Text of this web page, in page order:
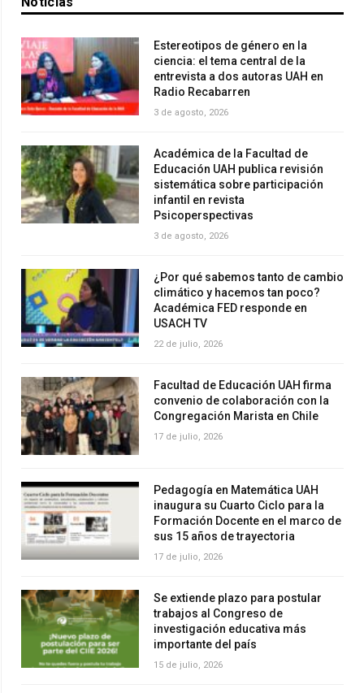
Estereotipos de género en la
ciencia: el tema central de la
entrevista a dos autoras UAH en
Radio Recabarren
3 de agosto, 2026
Académica de la Facultad de
Educación UAH publica revisión
sistemática sobre participación
infantil en revista
Psicoperspectivas
3 de agosto, 2026
¿Por qué sabemos tanto de cambio
climático y hacemos tan poco?
Académica FED responde en
USACH TV
22 de julio, 2026
Facultad de Educación UAH firma
convenio de colaboración con la
Congregación Marista en Chile
17 de julio, 2026
Pedagogía en Matemática UAH
inaugura su Cuarto Ciclo para la
Formación Docente en el marco de
sus 15 años de trayectoria
17 de julio, 2026
Se extiende plazo para postular
trabajos al Congreso de
investigación educativa más
importante del país
15 de julio, 2026